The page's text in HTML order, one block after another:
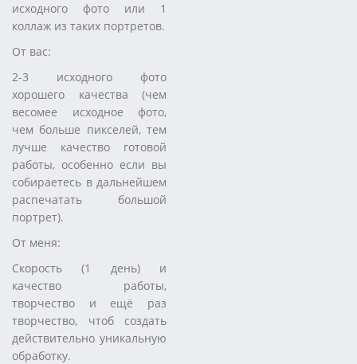
исходного фото или 1
коллаж из таких портретов.
От вас:
2-3 исходного фото
хорошего качества (чем
весомее исходное фото,
чем больше пикселей, тем
лучше качество готовой
работы, особенно если вы
собираетесь в дальнейшем
распечатать большой
портрет).
От меня:
Скорость (1 день) и
качество работы,
творчество и ещё раз
творчество, чтоб создать
действительно уникальную
обработку.